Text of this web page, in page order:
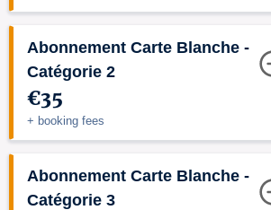
Abonnement Carte Blanche -
Catégorie 2
€35
+ booking fees
Abonnement Carte Blanche -
Catégorie 3